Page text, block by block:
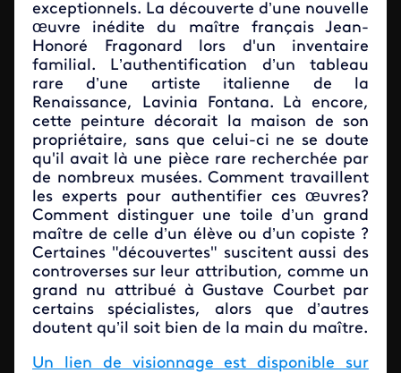
exceptionnels. La découverte d’une nouvelle
œuvre inédite du maître français Jean-
Honoré Fragonard lors d'un inventaire
familial. L’authentification d’un tableau
rare d’une artiste italienne de la
Renaissance, Lavinia Fontana. Là encore,
cette peinture décorait la maison de son
propriétaire, sans que celui-ci ne se doute
qu'il avait là une pièce rare recherchée par
de nombreux musées. Comment travaillent
les experts pour authentifier ces œuvres?
Comment distinguer une toile d’un grand
maître de celle d’un élève ou d’un copiste ?
Certaines "découvertes" suscitent aussi des
controverses sur leur attribution, comme un
grand nu attribué à Gustave Courbet par
certains spécialistes, alors que d’autres
doutent qu’il soit bien de la main du maître.
Un lien de visionnage est disponible sur